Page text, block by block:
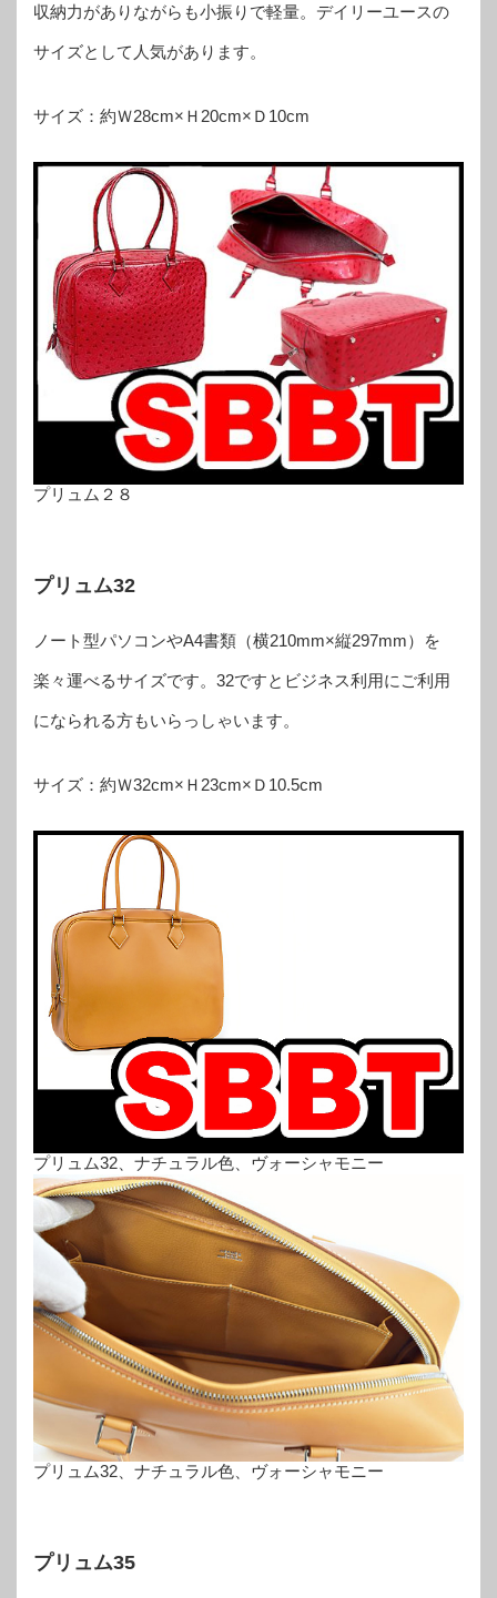
収納力がありながらも小振りで軽量。デイリーユースの
サイズとして人気があります。
サイズ：約Ｗ28cm×Ｈ20cm×Ｄ10cm
プリュム２８
プリュム32
ノート型パソコンやA4書類（横210mm×縦297mm）を
楽々運べるサイズです。32ですとビジネス利用にご利用
になられる方もいらっしゃいます。
サイズ：約Ｗ32cm×Ｈ23cm×Ｄ10.5cm
プリュム32、ナチュラル色、ヴォーシャモニー
プリュム32、ナチュラル色、ヴォーシャモニー
プリュム35